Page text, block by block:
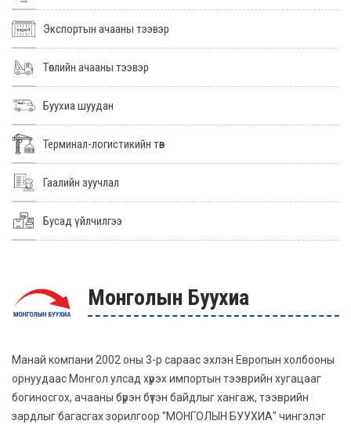
Экспортын ачааны тээвэр
Төслийн ачааны тээвэр
Буухиа шуудан
Терминал-логистикийн төв
Гаалийн зуучлал
Бусад үйлчилгээ
Монголын Буухиа
Манай компани 2002 оны 3-р сараас эхлэн Европын холбооны
орнуудаас Монгол улсад хүрэх импортын тээврийн хугацааг
богиносгох, ачааны бүрэн бүтэн байдлыг хангаж, тээврийн
зардлыг багасгах зорилгоор "МОНГОЛЫН БУУХИА" чингэлэг